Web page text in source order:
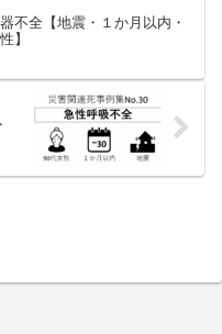
器不全【地震・１か月以内・
】